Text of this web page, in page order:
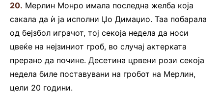
20. Мерлин Монро имала последна желба која
сакала да ѝ ја исполни Џо Димаџио. Таа побарала
од бејзбол играчот, тој секоја недела да носи
цвеќе на нејзиниот гроб, во случај актерката
прерано да почине. Десетина црвени рози секоја
недела биле поставувани на гробот на Мерлин,
цели 20 години.